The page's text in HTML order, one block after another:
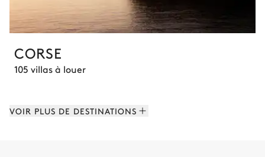
CORSE
105 villas à louer
VOIR PLUS DE DESTINATIONS